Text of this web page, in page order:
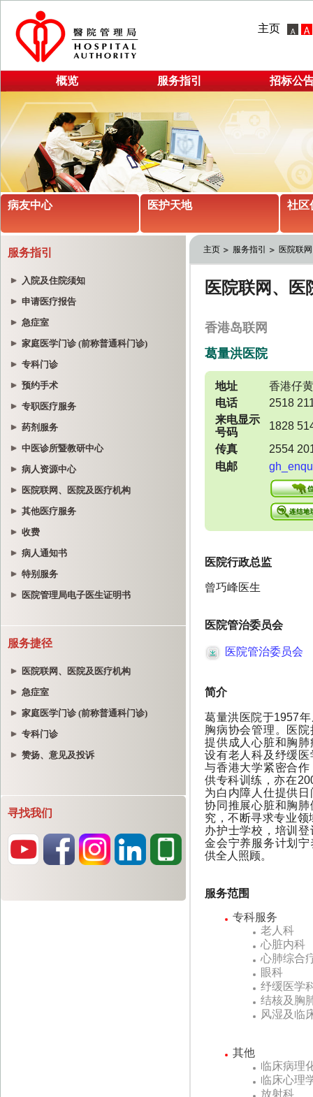
主页
概览 服务指引 招标公
病友中心 医护天地 社区
服务指引
入院及住院须知
申请医疗报告
急症室
家庭医学门诊 (前称普通科门诊)
专科门诊
预约手术
专职医疗服务
药剂服务
中医诊所暨教研中心
病人资源中心
医院联网、医院及医疗机构
其他医疗服务
收费
病人通知书
特别服务
医院管理局电子医生证明书
服务捷径
医院联网、医院及医疗机构
急症室
家庭医学门诊 (前称普通科门诊)
专科门诊
赞扬、意见及投诉
寻找我们
主页 服务指引 医院联